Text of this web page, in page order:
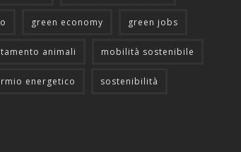
green economy green jobs
animali mobilità sostenibile
energetico sostenibilità